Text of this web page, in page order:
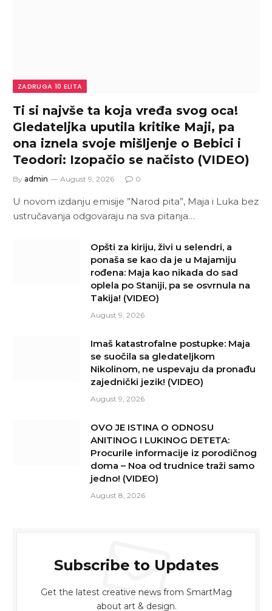
ZADRUGA 10 ELITA
Ti si najvše ta koja vređa svog oca!
Gledateljka uputila kritike Maji, pa
ona iznela svoje mišljenje o Bebici i
Teodori: Izopačio se načisto (VIDEO)
By admin August 9, 2026 0
U novom izdanju emisije ”Narod pita”, Maja i Luka bez
ustručavanja odgovaraju na sva pitanja…
Opšti za kiriju, živi u selendri, a
ponaša se kao da je u Majamiju
rođena: Maja kao nikada do sad
oplela po Staniji, pa se osvrnula na
Takija! (VIDEO)
August 9, 2026
Imaš katastrofalne postupke: Maja
se suočila sa gledateljkom
Nikolinom, ne uspevaju da pronađu
zajednički jezik! (VIDEO)
August 9, 2026
OVO JE ISTINA O ODNOSU
ANITINOG I LUKINOG DETETA:
Procurile informacije iz porodičnog
doma – Noa od trudnice traži samo
jedno! (VIDEO)
August 8, 2026
Subscribe to Updates
Get the latest creative news from SmartMag
about art & design.